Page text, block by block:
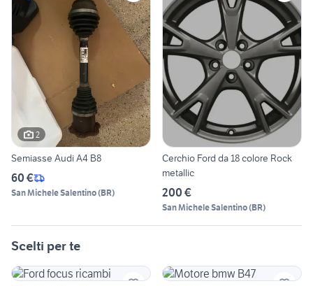
2
Semiasse Audi A4 B8
60 €
San Michele Salentino(BR)
Cerchio Ford da 18 colore Rock
metallic
200 €
San Michele Salentino(BR)
Scelti per te